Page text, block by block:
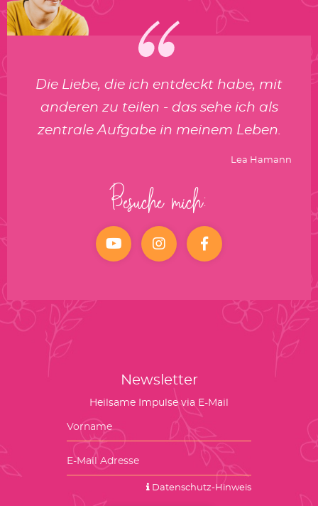
Die Liebe, die ich entdeckt habe, mit
anderen zu teilen - das sehe ich als
zentrale Aufgabe in meinem Leben.
Lea Hamann
Besuche mich:
YouTube Instagramfacebook
Newsletter
Heilsame Impulse via E-Mail
Datenschutz-Hinweis